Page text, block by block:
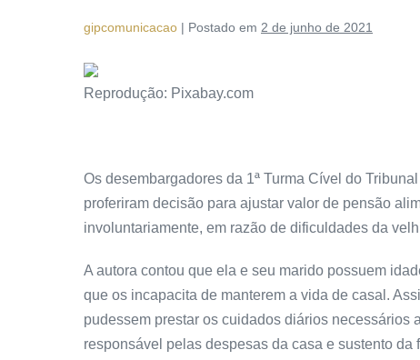
gipcomunicacao | Postado em 2 de junho de 2021
Reprodução: Pixabay.com
Os desembargadores da 1ª Turma Cível do
proferiram decisão para ajustar valor de pensão
involuntariamente, em razão de dificuldades da
A autora contou que ela e seu marido possuem
que os incapacita de manterem a vida de casal.
pudessem prestar os cuidados diários necessários
responsável pelas despesas da casa e sustento